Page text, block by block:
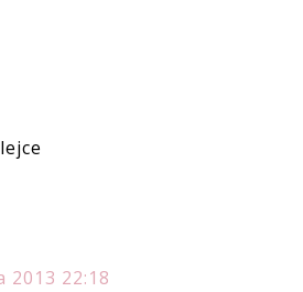
2013 22:18